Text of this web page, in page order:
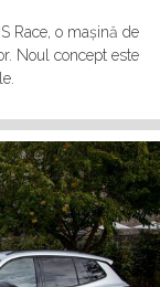
Race, o mașină de
Noul concept este